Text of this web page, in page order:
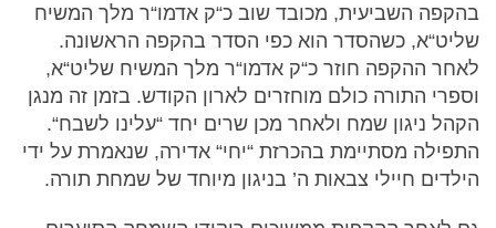
בהקפה השביעית, מכובד שוב כ“ק אדמו“ר מלך המשיח
שליט“א, כשהסדר הוא כפי הסדר בהקפה הראשונה.
לאחר ההקפה חוזר כ“ק אדמו“ר מלך המשיח שליט“א,
וספרי התורה כולם מוחזרים לארון הקודש. בזמן זה מנגן
הקהל ניגון שמח ולאחר מכן שרים יחד “עלינו לשבח“.
התפילה מסתיימת בהכרזת “יחי“ אדירה, שנאמרת על ידי
הילדים חיילי צבאות ה’ בניגון מיוחד של שמחת תורה.